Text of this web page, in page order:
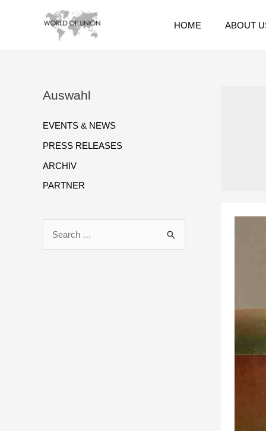
HOME ABOUT
Auswahl
EVENTS & NEWS
PRESS RELEASES
ARCHIV
PARTNER